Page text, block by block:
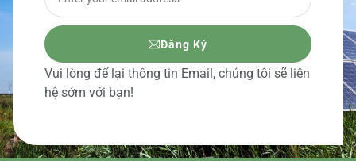
Đăng Ký
Vui lòng để lại thông tin Email, chúng tôi sẽ liên
hệ sớm với bạn!